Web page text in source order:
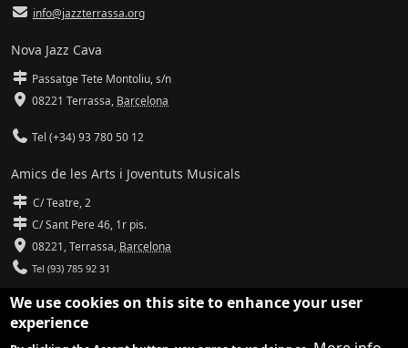
info@jazzterrassa.org
Nova Jazz Cava
Passatge Tete Montoliu, s/n
08221 Terrassa, Barcelona
Tel (+34) 93 780 50 12
Amics de les Arts i Joventuts Musicals
C/ Teatre, 2
C/ Sant Pere 46, 1r pis.
08221,Terrassa, Barcelona
Tel (93) 785 92 31
info@amicsdelesarts-jjmm.cat
www.amicsdelesarts-jjmm.cat
We use cookies on this site to enhance your user
experience